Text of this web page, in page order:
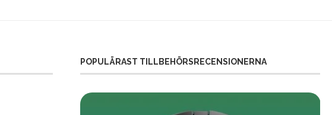
POPULÄRAST TILLBEHÖRSRECENSIONERNA